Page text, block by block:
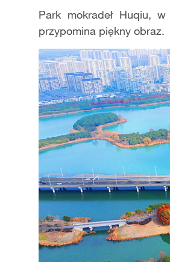
Park mokradeł Huqiu,
przypomina piękny obraz.